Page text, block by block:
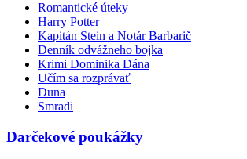
Romantické úteky
Harry Potter
Kapitán Stein a Notár Barbarič
Denník odvážneho bojka
Krimi Dominika Dána
Učím sa rozprávať
Duna
Smradi
Darčekové poukážky